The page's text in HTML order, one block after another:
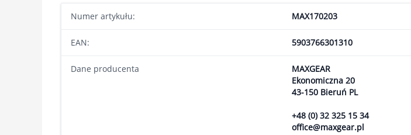
Numer artykułu: MAX170203
EAN: 5903766301310
Dane producenta
MAXGEAR
Ekonomiczna 20
43-150 Bieruń PL
+48 (0) 32 325 15 34
office@maxgear.pl